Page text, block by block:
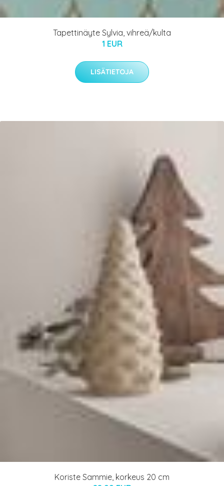
Tapettinäyte Sylvia, vihreä/kulta
1 EUR
LISÄTIETOJA
Koriste Sammie, korkeus 20 cm